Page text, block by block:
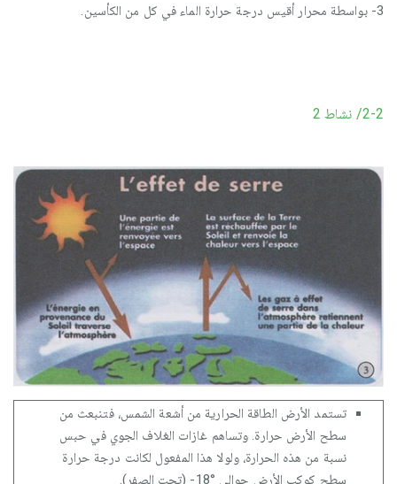
3- بواسطة محرار أقيس درجة حرارة الماء في كل من الكأسين.
2-2/ نشاط 2
تستمد الأرض الطاقة الحرارية من أشعة الشمس، فتنبعث من
سطح الأرض حرارة. وتساهم غازات الغلاف الجوي في حبس
نسبة من هذه الحرارة، ولولا هذا المفعول لكانت درجة حرارة
سطح كوكب الأرض حوالي °18- (تحت الصفر).